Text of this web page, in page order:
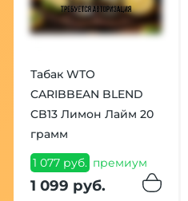
Табак WTO
CARIBBEAN BLEND
CB13 Лимон Лайм 20
грамм
1 077 руб. премиум
1 099 руб.